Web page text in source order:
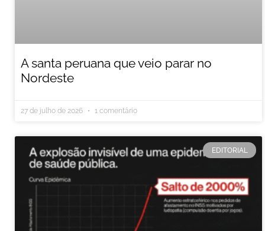
A santa peruana que veio parar no
Nordeste
27 de julho de 2026 1 comentário
EDITORIAL